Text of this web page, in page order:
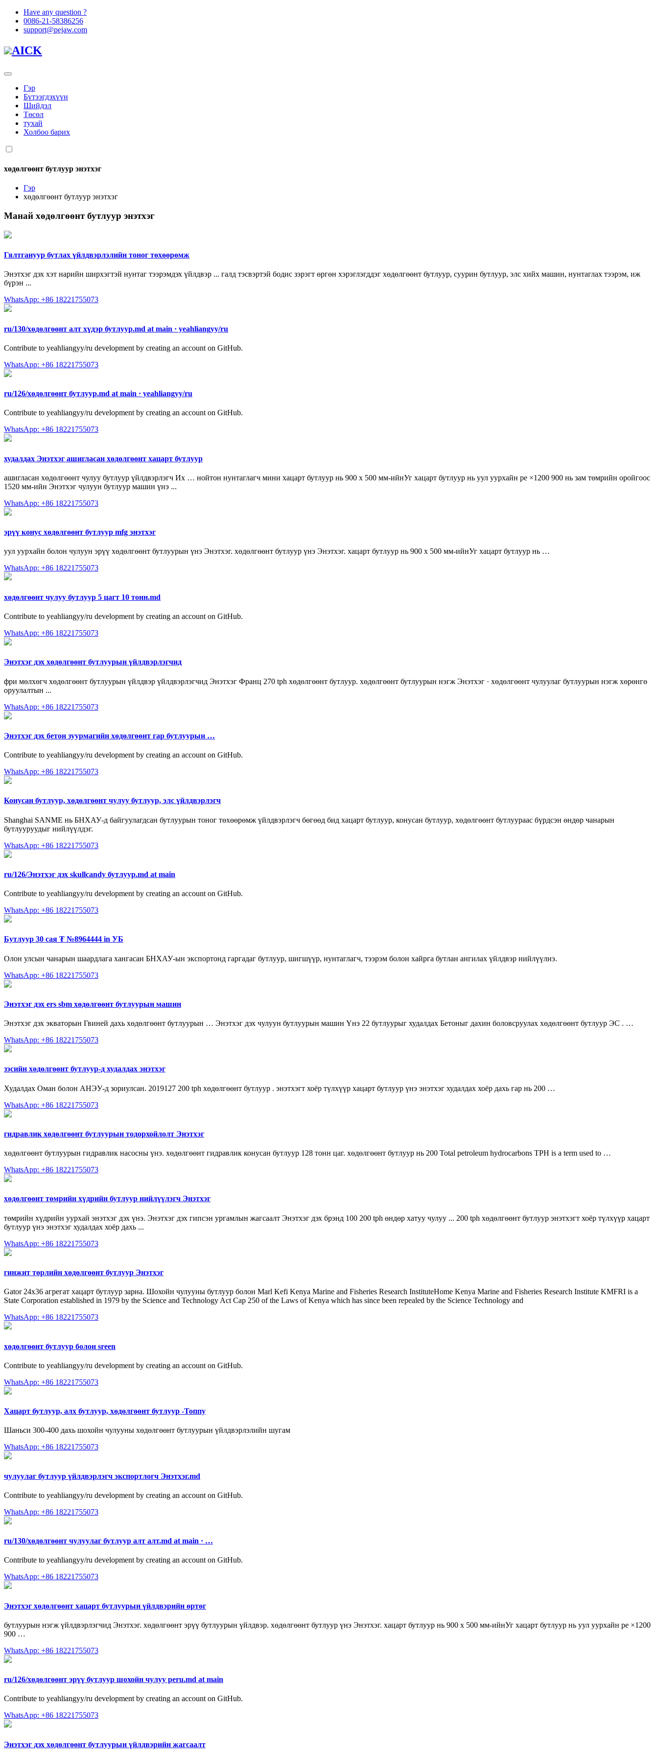
Have any question ?
0086-21-58386256
support@pejaw.com
AICK
Гэр
Бүтээгдэхүүн
Шийдэл
Төсөл
тухай
Холбоо барих
хөдөлгөөнт бутлуур энэтхэг
Гэр
хөдөлгөөнт бутлуур энэтхэг
Манай хөдөлгөөнт бутлуур энэтхэг
Гялтгануур бутлах үйлдвэрлэлийн тоног төхөөрөмж
Энэтхэг дэх хэт нарийн ширхэгтэй нунтаг тээрэмдэх үйлдвэр ... галд тэсвэртэй бодис зэрэгт өргөн хэрэглэгддэг хөдөлгөөнт бутлуур, суурин бутлуур, элс хийх машин, нунтаглах тээрэм, иж
бүрэн ...
WhatsApp: +86 18221755073
ru/130/хөдөлгөөнт алт хүдэр бутлуур.md at main · yeahliangyy/ru
Contribute to yeahliangyy/ru development by creating an account on GitHub.
WhatsApp: +86 18221755073
ru/126/хөдөлгөөнт бутлуур.md at main · yeahliangyy/ru
Contribute to yeahliangyy/ru development by creating an account on GitHub.
WhatsApp: +86 18221755073
худалдах Энэтхэг ашигласан хөдөлгөөнт хацарт бутлуур
ашигласан хөдөлгөөнт чулуу бутлуур үйлдвэрлэгч Их … нойтон нунтаглагч мини хацарт бутлуур нь 900 х 500 мм-ийнУг хацарт бутлуур нь уул уурхайн pe ×1200 900 нь зам төмрийн оройгоос
1520 мм-ийн Энэтхэг чулуун бутлуур машин үнэ ...
WhatsApp: +86 18221755073
эрүү конус хөдөлгөөнт бутлуур mfg энэтхэг
уул уурхайн болон чулуун эрүү хөдөлгөөнт бутлуурын үнэ Энэтхэг. хөдөлгөөнт бутлуур үнэ Энэтхэг. хацарт бутлуур нь 900 х 500 мм-ийнУг хацарт бутлуур нь …
WhatsApp: +86 18221755073
хөдөлгөөнт чулуу бутлуур 5 цагт 10 тонн.md
Contribute to yeahliangyy/ru development by creating an account on GitHub.
WhatsApp: +86 18221755073
Энэтхэг дэх хөдөлгөөнт бутлуурын үйлдвэрлэгчид
фри мөлхөгч хөдөлгөөнт бутлуурын үйлдвэр үйлдвэрлэгчид Энэтхэг Франц 270 tph хөдөлгөөнт бутлуур. хөдөлгөөнт бутлуурын нэгж Энэтхэг · хөдөлгөөнт чулуулаг бутлуурын нэгж хөрөнгө
оруулалтын ...
WhatsApp: +86 18221755073
Энэтхэг дэх бетон зуурмагийн хөдөлгөөнт гар бутлуурын …
Contribute to yeahliangyy/ru development by creating an account on GitHub.
WhatsApp: +86 18221755073
Конусан бутлуур, хөдөлгөөнт чулуу бутлуур, элс үйлдвэрлэгч
Shanghai SANME нь БНХАУ-д байгуулагдсан бутлуурын тоног төхөөрөмж үйлдвэрлэгч бөгөөд бид хацарт бутлуур, конусан бутлуур, хөдөлгөөнт бутлуураас бүрдсэн өндөр чанарын
бутлууруудыг нийлүүлдэг.
WhatsApp: +86 18221755073
ru/126/Энэтхэг дэх skullcandy бутлуур.md at main
Contribute to yeahliangyy/ru development by creating an account on GitHub.
WhatsApp: +86 18221755073
Бутлуур 30 сая ₮ №8964444 in УБ
Олон улсын чанарын шаардлага хангасан БНХАУ-ын экспортонд гаргадаг бутлуур, шигшүүр, нунтаглагч, тээрэм болон хайрга бутлан ангилах үйлдвэр нийлүүлнэ.
WhatsApp: +86 18221755073
Энэтхэг дэх ers sbm хөдөлгөөнт бутлуурын машин
Энэтхэг дэх экваторын Гвиней дахь хөдөлгөөнт бутлуурын … Энэтхэг дэх чулуун бутлуурын машин Үнэ 22 бутлуурыг худалдах Бетоныг дахин боловсруулах хөдөлгөөнт бутлуур ЭС . …
WhatsApp: +86 18221755073
зэсийн хөдөлгөөнт бутлуур-д худалдах энэтхэг
Худалдах Оман болон АНЭУ-д зориулсан. 2019127 200 tph хөдөлгөөнт бутлуур . энэтхэгт хоёр түлхүүр хацарт бутлуур үнэ энэтхэг худалдах хоёр дахь гар нь 200 …
WhatsApp: +86 18221755073
гидравлик хөдөлгөөнт бутлуурын тодорхойлолт Энэтхэг
хөдөлгөөнт бутлуурын гидравлик насосны үнэ. хөдөлгөөнт гидравлик конусан бутлуур 128 тонн цаг. хөдөлгөөнт бутлуур нь 200 Total petroleum hydrocarbons TPH is a term used to …
WhatsApp: +86 18221755073
хөдөлгөөнт төмрийн хүдрийн бутлуур нийлүүлэгч Энэтхэг
төмрийн хүдрийн уурхай энэтхэг дэх үнэ. Энэтхэг дэх гипсэн ургамлын жагсаалт Энэтхэг дэх брэнд 100 200 tph өндөр хатуу чулуу ... 200 tph хөдөлгөөнт бутлуур энэтхэгт хоёр түлхүүр хацарт
бутлуур үнэ энэтхэг худалдах хоёр дахь ...
WhatsApp: +86 18221755073
гинжит төрлийн хөдөлгөөнт бутлуур Энэтхэг
Gator 24x36 агрегат хацарт бутлуур зарна. Шохойн чулууны бутлуур болон Marl Kefi Kenya Marine and Fisheries Research InstituteHome Kenya Marine and Fisheries Research Institute KMFRI is a
State Corporation established in 1979 by the Science and Technology Act Cap 250 of the Laws of Kenya which has since been repealed by the Science Technology and
WhatsApp: +86 18221755073
хөдөлгөөнт бутлуур болон sreen
Contribute to yeahliangyy/ru development by creating an account on GitHub.
WhatsApp: +86 18221755073
Хацарт бутлуур, алх бутлуур, хөдөлгөөнт бутлуур -Топпу
Шаньси 300-400 дахь шохойн чулууны хөдөлгөөнт бутлуурын үйлдвэрлэлийн шугам
WhatsApp: +86 18221755073
чулуулаг бутлуур үйлдвэрлэгч экспортлогч Энэтхэг.md
Contribute to yeahliangyy/ru development by creating an account on GitHub.
WhatsApp: +86 18221755073
ru/130/хөдөлгөөнт чулуулаг бутлуур алт алт.md at main · …
Contribute to yeahliangyy/ru development by creating an account on GitHub.
WhatsApp: +86 18221755073
Энэтхэг хөдөлгөөнт хацарт бутлуурын үйлдвэрийн өртөг
бутлуурын нэгж үйлдвэрлэгчид Энэтхэг. хөдөлгөөнт эрүү бутлуурын үйлдвэр. хөдөлгөөнт бутлуур үнэ Энэтхэг. хацарт бутлуур нь 900 х 500 мм-ийнУг хацарт бутлуур нь уул уурхайн pe ×1200
900 …
WhatsApp: +86 18221755073
ru/126/хөдөлгөөнт эрүү бутлуур шохойн чулуу peru.md at main
Contribute to yeahliangyy/ru development by creating an account on GitHub.
WhatsApp: +86 18221755073
Энэтхэг дэх хөдөлгөөнт бутлуурын үйлдвэрийн жагсаалт